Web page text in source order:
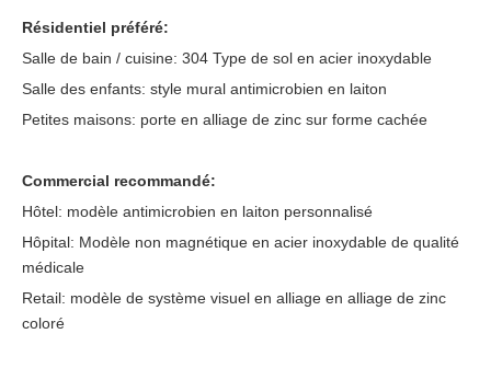
Résidentiel préféré:
Salle de bain / cuisine: 304 Type de sol en acier inoxydable
Salle des enfants: style mural antimicrobien en laiton
Petites maisons: porte en alliage de zinc sur forme cachée
Commercial recommandé:
Hôtel: modèle antimicrobien en laiton personnalisé
Hôpital: Modèle non magnétique en acier inoxydable de qualité
médicale
Retail: modèle de système visuel en alliage en alliage de zinc
coloré